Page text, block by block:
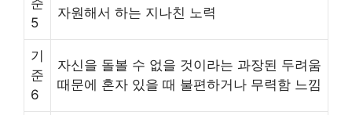
5
자원해서 하는 지나친 노력
기
준
6
자신을 돌볼 수 없을 것이라는 과장된 두려움
때문에 혼자 있을 때 불편하거나 무력함 느낌